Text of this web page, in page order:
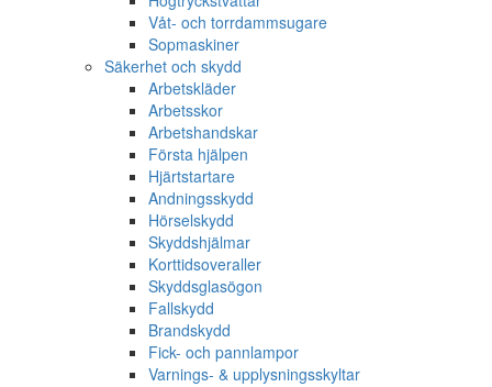
Våt- och torrdammsugare
Sopmaskiner
Säkerhet och skydd
Arbetskläder
Arbetsskor
Arbetshandskar
Första hjälpen
Hjärtstartare
Andningsskydd
Hörselskydd
Skyddshjälmar
Korttidsoveraller
Skyddsglasögon
Fallskydd
Brandskydd
Fick- och pannlampor
Varnings- & upplysningsskyltar